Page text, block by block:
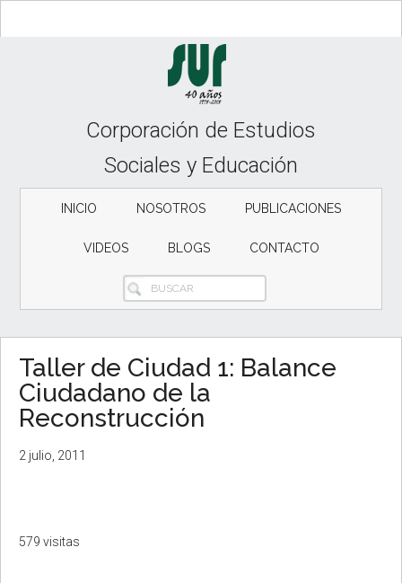
to
to
to
Corporación de Estudios
Sociales y Educación
INICIO NOSOTROS PUBLICACIONES
VIDEOS BLOGS CONTACTO
BUSCAR
Taller de Ciudad 1: Balance
Ciudadano de la
Reconstrucción
2 julio, 2011
579 visitas